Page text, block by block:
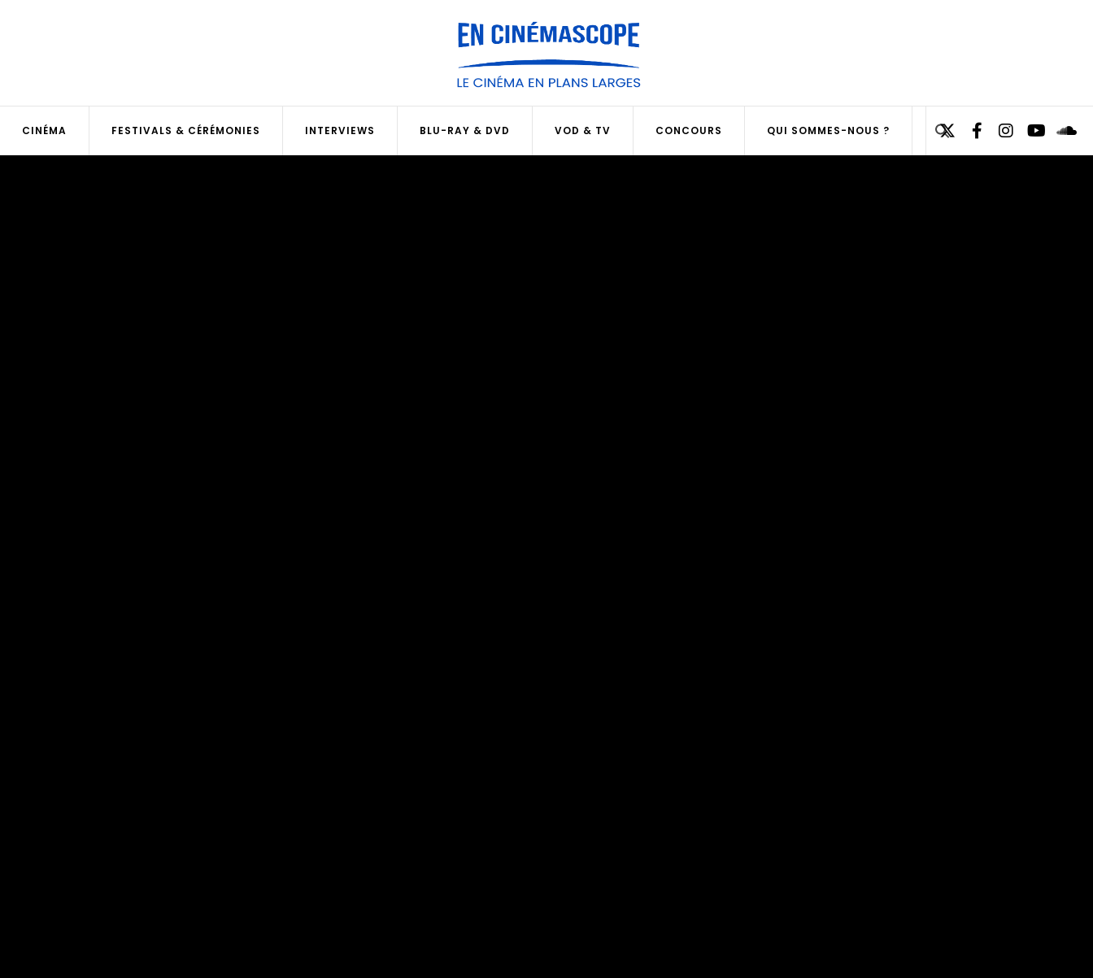
CINÉMA FESTIVALS & CÉRÉMONIES INTERVIEWS BLU-RAY & DVD VOD & TV CONCOURS QUI SOMMES-NOUS ? Search
for: